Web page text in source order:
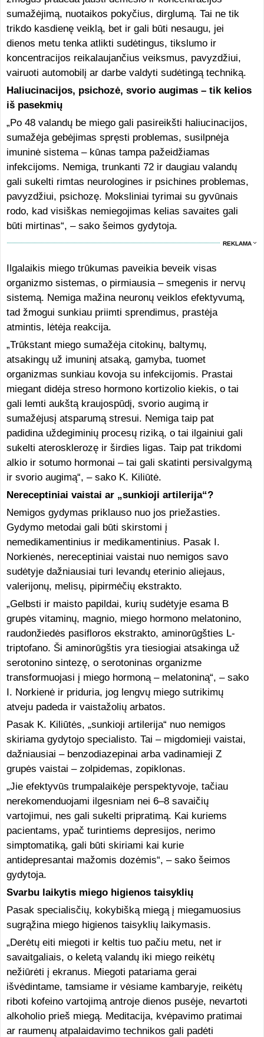
sumažėjimą, nuotaikos pokyčius, dirglumą. Tai ne tik
trikdo kasdienę veiklą, bet ir gali būti nesaugu, jei
dienos metu tenka atlikti sudėtingus, tikslumo ir
koncentracijos reikalaujančius veiksmus, pavyzdžiui,
vairuoti automobilį ar darbe valdyti sudėtingą techniką.
Haliucinacijos, psichozė, svorio augimas – tik kelios
iš pasekmių
„Po 48 valandų be miego gali pasireikšti haliucinacijos,
sumažėja gebėjimas spręsti problemas, susilpnėja
imuninė sistema – kūnas tampa pažeidžiamas
infekcijoms. Nemiga, trunkanti 72 ir daugiau valandų
gali sukelti rimtas neurologines ir psichines problemas,
pavyzdžiui, psichozę. Moksliniai tyrimai su gyvūnais
rodo, kad visiškas nemiegojimas kelias savaites gali
būti mirtinas“, – sako šeimos gydytoja.
REKLAMA
Ilgalaikis miego trūkumas paveikia beveik visas
organizmo sistemas, o pirmiausia – smegenis ir nervų
sistemą. Nemiga mažina neuronų veiklos efektyvumą,
tad žmogui sunkiau priimti sprendimus, prastėja
atmintis, lėtėja reakcija.
„Trūkstant miego sumažėja citokinų, baltymų,
atsakingų už imuninį atsaką, gamyba, tuomet
organizmas sunkiau kovoja su infekcijomis. Prastai
miegant didėja streso hormono kortizolio kiekis, o tai
gali lemti aukštą kraujospūdį, svorio augimą ir
sumažėjusį atsparumą stresui. Nemiga taip pat
padidina uždegiminių procesų riziką, o tai ilgainiui gali
sukelti aterosklerozę ir širdies ligas. Taip pat trikdomi
alkio ir sotumo hormonai – tai gali skatinti persivalgymą
ir svorio augimą“, – sako K. Kiliūtė.
Nereceptiniai vaistai ar „sunkioji artilerija“?
Nemigos gydymas priklauso nuo jos priežasties.
Gydymo metodai gali būti skirstomi į
nemedikamentinius ir medikamentinius. Pasak I.
Norkienės, nereceptiniai vaistai nuo nemigos savo
sudėtyje dažniausiai turi levandų eterinio aliejaus,
valerijonų, melisų, pipirmėčių ekstrakto.
„Gelbsti ir maisto papildai, kurių sudėtyje esama B
grupės vitaminų, magnio, miego hormono melatonino,
raudonžiedės pasifloros ekstrakto, aminorūgšties L-
triptofano. Ši aminorūgštis yra tiesiogiai atsakinga už
serotonino sintezę, o serotoninas organizme
transformuojasi į miego hormoną – melatoniną“, – sako
I. Norkienė ir priduria, jog lengvų miego sutrikimų
atveju padeda ir vaistažolių arbatos.
Pasak K. Kiliūtės, „sunkioji artilerija“ nuo nemigos
skiriama gydytojo specialisto. Tai – migdomieji vaistai,
dažniausiai – benzodiazepinai arba vadinamieji Z
grupės vaistai – zolpidemas, zopiklonas.
„Jie efektyvūs trumpalaikėje perspektyvoje, tačiau
nerekomenduojami ilgesniam nei 6–8 savaičių
vartojimui, nes gali sukelti pripratimą. Kai kuriems
pacientams, ypač turintiems depresijos, nerimo
simptomatiką, gali būti skiriami kai kurie
antidepresantai mažomis dozėmis“, – sako šeimos
gydytoja.
Svarbu laikytis miego higienos taisyklių
Pasak specialisčių, kokybišką miegą į miegamuosius
sugrąžina miego higienos taisyklių laikymasis.
„Derėtų eiti miegoti ir keltis tuo pačiu metu, net ir
savaitgaliais, o keletą valandų iki miego reikėtų
nežiūrėti į ekranus. Miegoti patariama gerai
išvėdintame, tamsiame ir vėsiame kambaryje, reikėtų
riboti kofeino vartojimą antroje dienos pusėje, nevartoti
alkoholio prieš miegą. Meditacija, kvėpavimo pratimai
ar raumenų atpalaidavimo technikos gali padėti